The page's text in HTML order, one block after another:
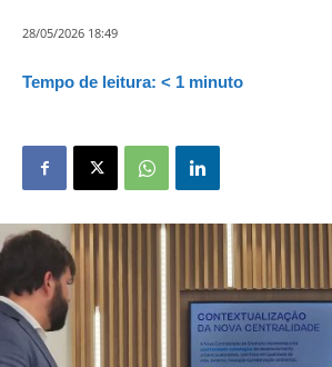
28/05/2026 18:49
Tempo de leitura: < 1 minuto